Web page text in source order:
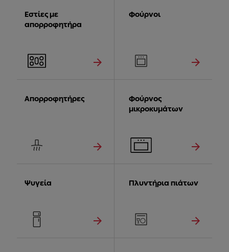
Εστίες με
απορροφητήρα
Φούρνοι
Απορροφητήρες
Φούρνος
μικροκυμάτων
Ψυγεία Πλυντήρια πιάτων